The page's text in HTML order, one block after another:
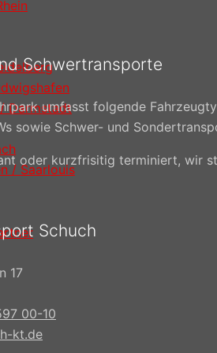
Darmstadt
/ Saarlouis
Schwertransporte
umfasst folgende
sowie Schwer- und
oder kurzfrisitig terminiert, wir
Schuch
17
00-10
kt.de